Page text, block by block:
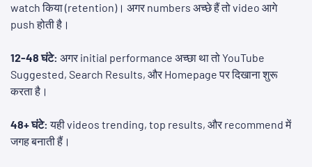
watch किया (retention)। अगर numbers अच्छे हैं तो video आगे
push होती है।
12-48 घंटे: अगर initial performance अच्छा था तो YouTube
Suggested, Search Results, और Homepage पर दिखाना शुरू
करता है।
48+ घंटे: यही videos trending, top results, और recommend में
जगह बनाती हैं।